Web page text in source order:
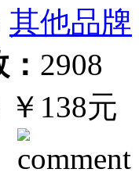
其他品牌
2908
￥138元